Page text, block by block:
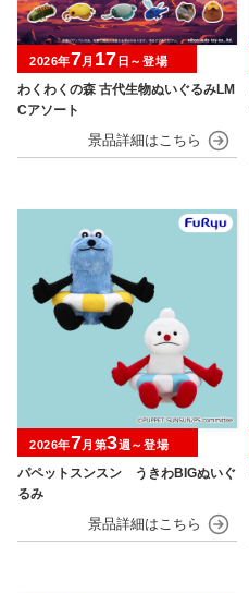
わくわくの森 古代生物ぬいぐるみLM
Cアソート
2026年7月 17 日～登場
パペットスンスン うきわBIGぬいぐ
るみ
2026年7月第3週～登場